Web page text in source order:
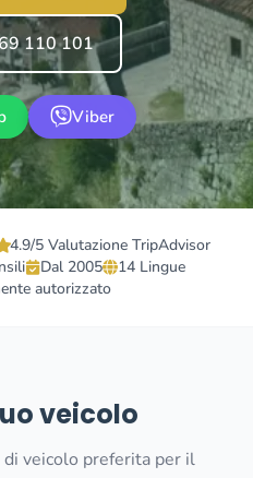
110 101
Viber
4.9/5 Valutazione TripAdvisor
Dal 2005
14 Lingue
autorizzato
veicolo
di veicolo preferita per il